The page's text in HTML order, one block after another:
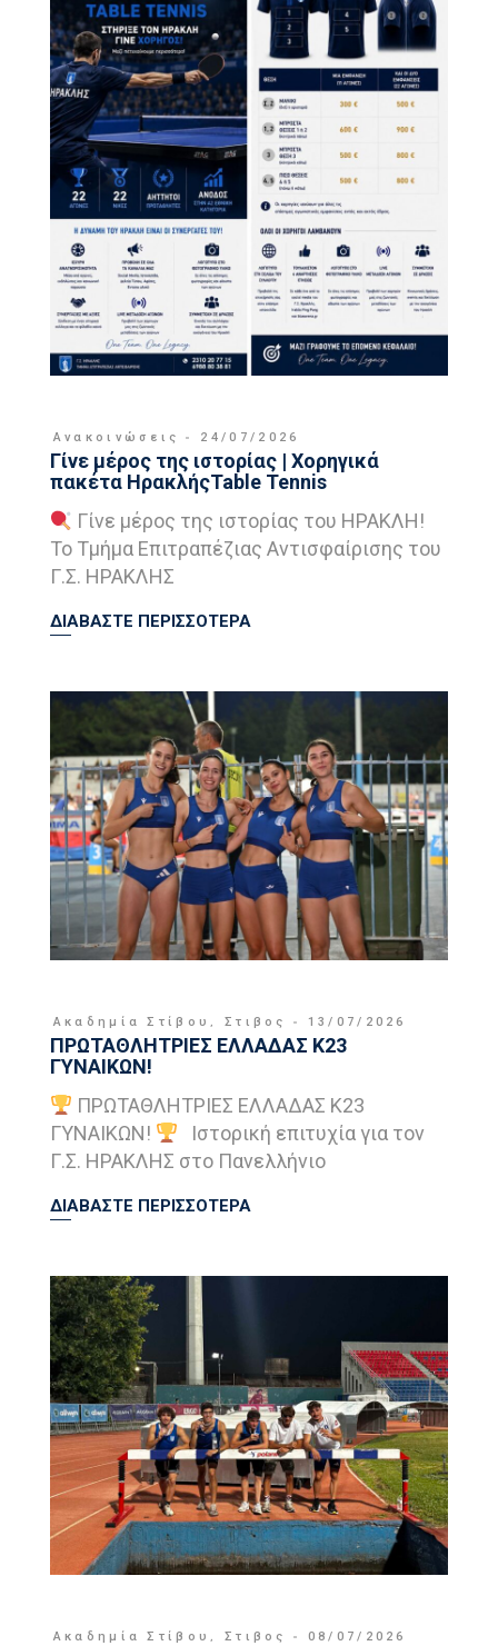
Ανακοινώσεις 24/07/2026
Γίνε μέρος της ιστορίας | Χορηγικά
πακέτα ΗρακλήςTable Tennis
Γίνε μέρος της ιστορίας του ΗΡΑΚΛΗ!
Το Τμήμα Επιτραπέζιας Αντισφαίρισης του
Γ.Σ. ΗΡΑΚΛΗΣ
ΔΙΑΒΑΣΤΕ ΠΕΡΙΣΣΟΤΕΡΑ
Ακαδημία Στίβου , Στιβος 13/07/2026
ΠΡΩΤΑΘΛΗΤΡΙΕΣ ΕΛΛΑΔΑΣ Κ23
ΓΥΝΑΙΚΩΝ!
ΠΡΩΤΑΘΛΗΤΡΙΕΣ ΕΛΛΑΔΑΣ Κ23
ΓΥΝΑΙΚΩΝ!
Ιστορική επιτυχία για τον
Γ.Σ. ΗΡΑΚΛΗΣ στο Πανελλήνιο
ΔΙΑΒΑΣΤΕ ΠΕΡΙΣΣΟΤΕΡΑ
Ακαδημία Στίβου , Στιβος 08/07/2026